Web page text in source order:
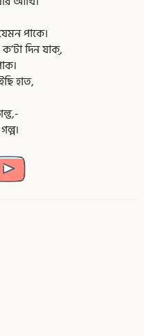
পাকে।
দিন যাক্,
হাত,